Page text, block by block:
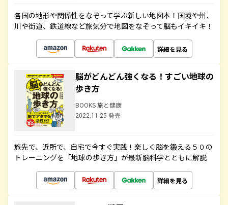
各国の地形や関係性をなぞって学ぶ新しい地図本！国境や州、
川や街道、鉄道線など旅気分で地図をなぞって脳もイキイキ！
詳細を見る
脳がどんどん強くなる！すごい地球の
歩き方
BOOKS 旅と健康
2022.11.25 発売
旅先で、近所で、自宅で今すぐ実践！楽しく脳を鍛える５０の
トレーニングを「地球の歩き方」が最新脳科学とともに解説
詳細を見る